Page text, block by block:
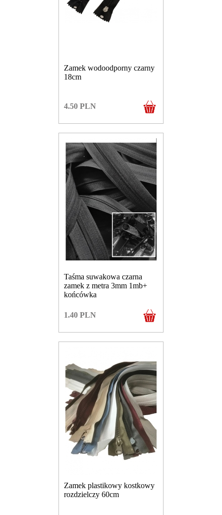
Zamek wodoodporny czarny
18cm
4.50 PLN
Taśma suwakowa czarna
zamek z metra 3mm 1mb+
końcówka
1.40 PLN
Zamek plastikowy kostkowy
rozdzielczy 60cm